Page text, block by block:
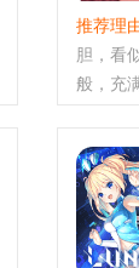
推荐理
胆，看
般，充
道》现